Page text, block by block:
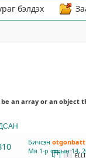
бэлдэх
an array or an object
1
Бичсэн otgonbatt
Мя 1-р сарын 14,